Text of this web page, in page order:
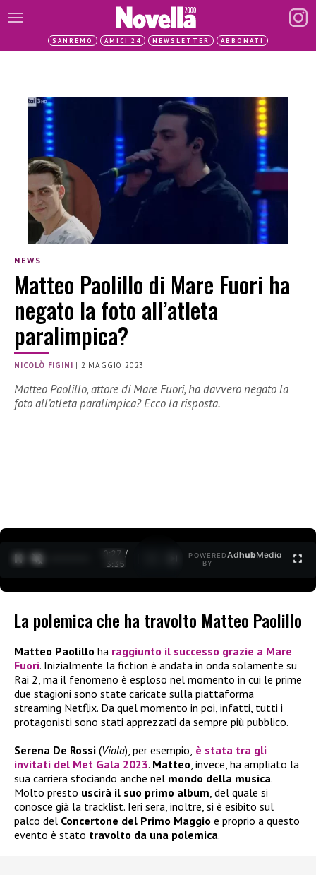
SANREMO AMICI 24 NEWSLETTER ABBONATI
NEWS
Matteo Paolillo di Mare Fuori ha
negato la foto all’atleta
paralimpica?
NICOLÒ FIGINI | 2 MAGGIO 2023
Matteo Paolillo, attore di Mare Fuori, ha davvero negato la
foto all’atleta paralimpica? Ecco la risposta.
0:28 /
3:35
POWERED
BY
AdhubMedia
La polemica che ha travolto Matteo Paolillo
Matteo Paolillo ha raggiunto il successo grazie a Mare
Fuori. Inizialmente la fiction è andata in onda solamente su
Rai 2, ma il fenomeno è esploso nel momento in cui le prime
due stagioni sono state caricate sulla piattaforma
streaming Netflix. Da quel momento in poi, infatti, tutti i
protagonisti sono stati apprezzati da sempre più pubblico.
Serena De Rossi (Viola), per esempio, è stata tra gli
invitati del Met Gala 2023. Matteo, invece, ha ampliato la
sua carriera sfociando anche nel mondo della musica.
Molto presto uscirà il suo primo album, del quale si
conosce già la tracklist. Ieri sera, inoltre, si è esibito sul
palco del Concertone del Primo Maggio e proprio a questo
evento è stato travolto da una polemica.